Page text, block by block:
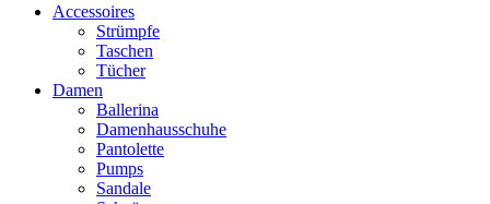
Accessoires
Strümpfe
Taschen
Tücher
Damen
Ballerina
Damenhausschuhe
Pantolette
Pumps
Sandale